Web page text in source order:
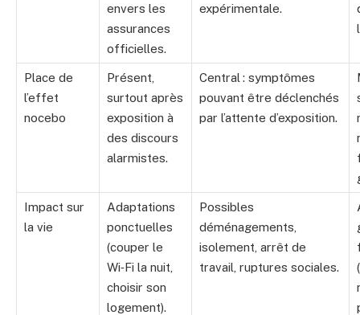
envers les
assurances
officielles.
expérimentale.
Place de
l’effet
nocebo
Présent,
surtout après
exposition à
des discours
alarmistes.
Central : symptômes
pouvant être déclenchés
par l’attente d’exposition.
Impact sur
la vie
Adaptations
ponctuelles
(couper le
Wi‑Fi la nuit,
choisir son
logement).
Possibles
déménagements,
isolement, arrêt de
travail, ruptures sociales.